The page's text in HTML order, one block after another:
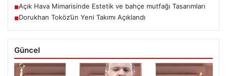
■Açık Hava Mimarisinde Estetik ve bahçe mutfağı Tasarımları
■Dorukhan Toköz’ün Yeni Takımı Açıklandı
Güncel